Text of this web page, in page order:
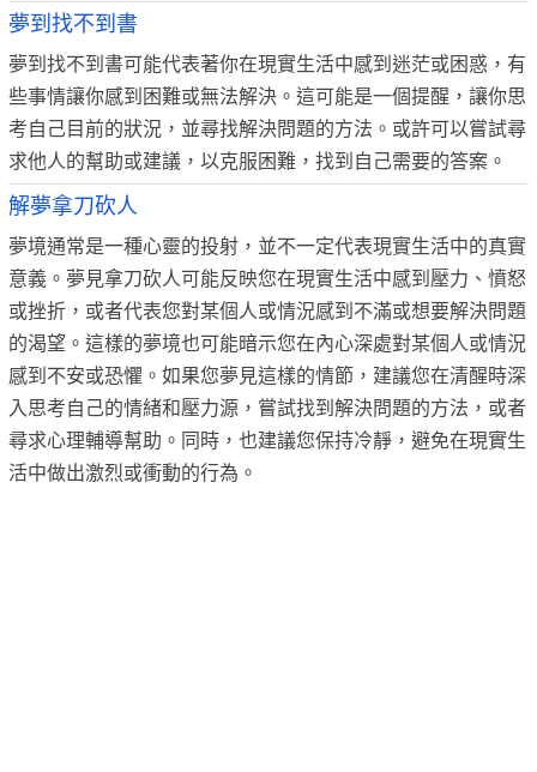
夢到找不到書
夢到找不到書可能代表著你在現實生活中感到迷茫或困惑，有
些事情讓你感到困難或無法解決。這可能是一個提醒，讓你思
考自己目前的狀況，並尋找解決問題的方法。或許可以嘗試尋
求他人的幫助或建議，以克服困難，找到自己需要的答案。
解夢拿刀砍人
夢境通常是一種心靈的投射，並不一定代表現實生活中的真實
意義。夢見拿刀砍人可能反映您在現實生活中感到壓力、憤怒
或挫折，或者代表您對某個人或情況感到不滿或想要解決問題
的渴望。這樣的夢境也可能暗示您在內心深處對某個人或情況
感到不安或恐懼。如果您夢見這樣的情節，建議您在清醒時深
入思考自己的情緒和壓力源，嘗試找到解決問題的方法，或者
尋求心理輔導幫助。同時，也建議您保持冷靜，避免在現實生
活中做出激烈或衝動的行為。